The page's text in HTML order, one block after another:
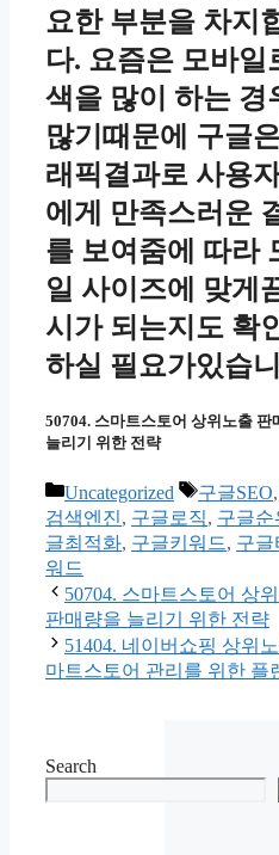
요한 부분을 차지
다. 요즘은 모바일
색을 많이 하는 경
많기때문에 구글
래픽결과로 사용
에게 만족스러운
를 보여줌에 따라
일 사이즈에 맞게
시가 되는지도 확
하실 필요가있습
50704. 스마트스토어 상위노출 판
늘리기 위한 전략
Categories
Uncategorized Tags
구글SEO,
검색엔진, 구글로직, 구글순
글최적화, 구글키워드, 구글
워드
50704. 스마트스토어 상
판매량을 늘리기 위한 전략
51404. 네이버쇼핑 상위
마트스토어 관리를 위한 플
Search